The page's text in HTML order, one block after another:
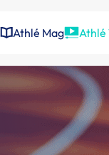
Athlé Mag Athlé